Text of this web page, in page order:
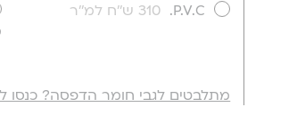
P.V.C.
310 ש''ח למ''ר
מתלבטים לגבי חומר הדפסה? כנסו